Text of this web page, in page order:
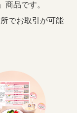
品です。
でお取引が可能